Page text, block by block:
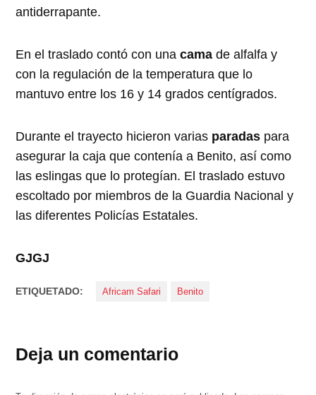
antiderrapante.
En el traslado contó con unacamade alfalfa y
con la regulación de la temperatura que lo
mantuvo entre los 16 y 14 grados centígrados.
Durante el trayecto hicieron varias paradas para
asegurar la caja que contenía a Benito, así como
las eslingas que lo protegían. El traslado estuvo
escoltado por miembros de la Guardia Nacional y
las diferentes Policías Estatales.
GJGJ
ETIQUETADO: Africam Safari Benito
Deja un comentario